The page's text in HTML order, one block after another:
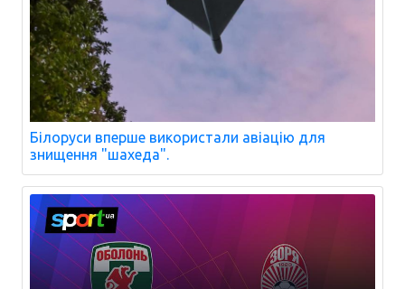
Білоруси вперше використали авіацію для
знищення "шахеда".